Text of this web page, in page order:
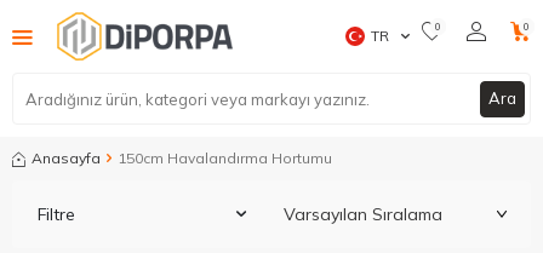
Ara
TR 0 0
Anasayfa 150cm Havalandırma Hortumu
Filtre